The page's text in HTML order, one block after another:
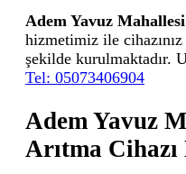
Adem Yavuz
hizmetimiz ile
şekilde kurulmaktadır.
Tel: 05073406904
Adem Yavuz
Arıtma